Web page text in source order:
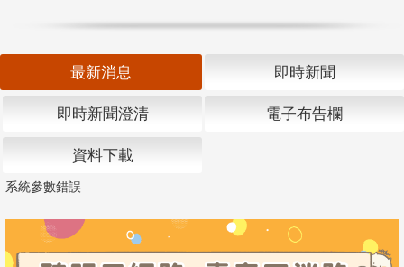
最新消息 即時新聞
即時新聞澄清 電子布告欄
資料下載
系統參數錯誤